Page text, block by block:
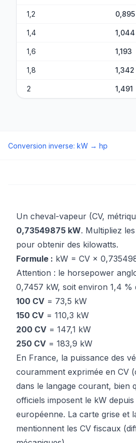
1,2 0,895
1,4 1,044
1,6 1,193
1,8 1,342
2 1,491
Conversion inverse: kW → hp
Un cheval-vapeur (CV,
0,73549875 kW. Multipliez
pour obtenir des kilowatts.
Formule : kW = CV ×
Attention : le horsepower
0,7457 kW, soit environ 1,4 %
100 CV = 73,5 kW
150 CV = 110,3 kW
200 CV = 147,1 kW
250 CV = 183,9 kW
En France, la puissance des
couramment exprimée en CV
dans le langage courant, bien
officiels imposent le kW
européenne. La carte grise et
mentionnent les CV fiscaux